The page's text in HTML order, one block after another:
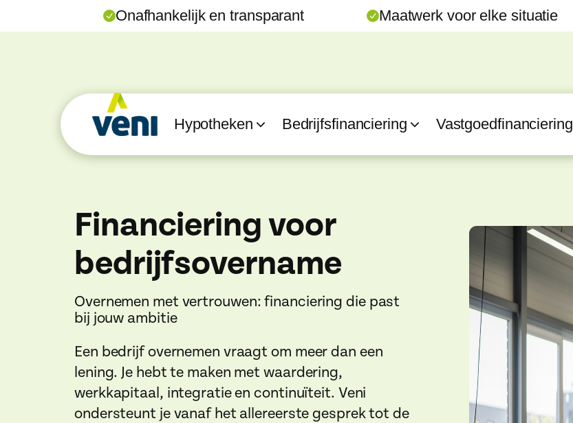
Onafhankelijk en transparant Maatwerk voor elke situatie
Hypotheken Bedrijfsfinanciering Vastgoedfinanciering
Financiering voor
bedrijfsovername
Overnemen met vertrouwen: financiering die past
bij jouw ambitie
Een bedrijf overnemen vraagt om meer dan een
lening. Je hebt te maken met waardering,
werkkapitaal, integratie en continuïteit. Veni
ondersteunt je vanaf het allereerste gesprek tot de